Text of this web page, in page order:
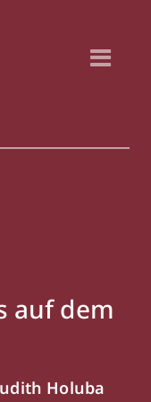
auf dem
Holuba